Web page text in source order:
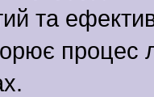
та
процес